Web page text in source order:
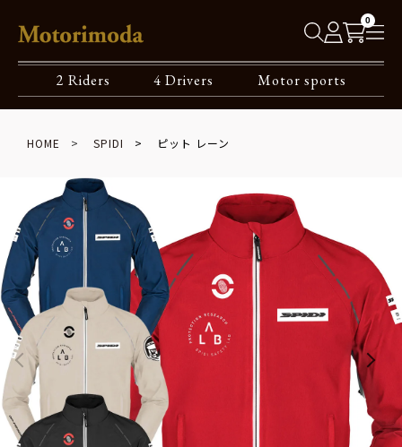
0
2 Riders 4 Drivers Motor sports
HOME SPIDI ピット レーン